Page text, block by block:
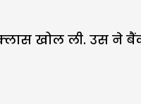
खोल ली. उस ने